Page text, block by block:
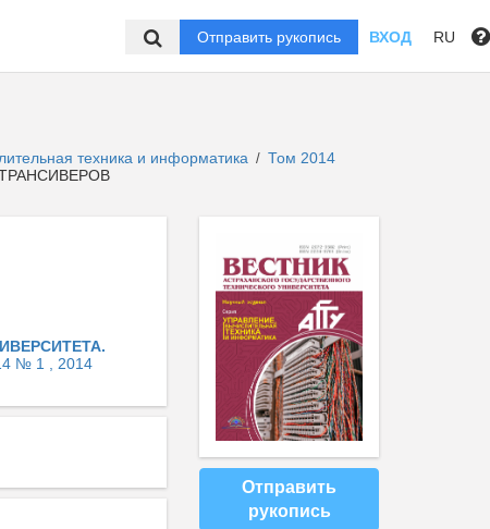
Отправить рукопись ВХОД RU
техника и информатика / Том 2014
№ 1 , 2014
Отправить
рукопись